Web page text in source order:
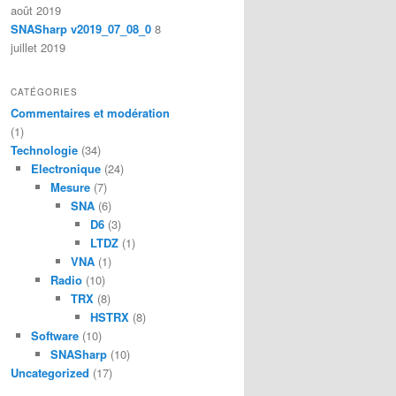
août 2019
SNASharp v2019_07_08_0 8
juillet 2019
CATÉGORIES
Commentaires et modération
(1)
Technologie (34)
Electronique(24)
Mesure (7)
SNA(6)
D6 (3)
LTDZ (1)
VNA(1)
Radio (10)
TRX(8)
HSTRX (8)
Software(10)
SNASharp (10)
Uncategorized (17)